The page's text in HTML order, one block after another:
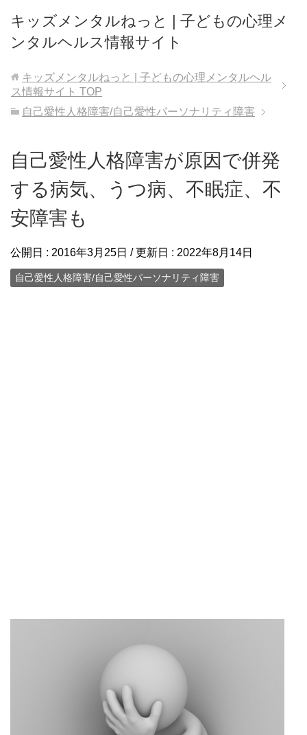
キッズメンタルねっと | 子どもの心理メ
ンタルヘルス情報サイト
キッズメンタルねっと | 子どもの心理メンタルヘル
ス情報サイト TOP
自己愛性人格障害/自己愛性パーソナリティ障害
自己愛性人格障害が原因で併発
する病気、うつ病、不眠症、不
安障害も
公開日 : 2016年3月25日 / 更新日 : 2022年8月14日
自己愛性人格障害/自己愛性パーソナリティ障害